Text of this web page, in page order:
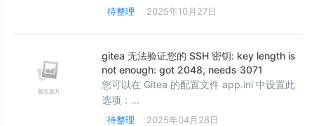
Chromium 超时ERROR: Failed to set up
决方法 跳过 Chro
待整理 2025年10月27日
gitea 无法验证您的 SSH 密钥: key length is
not enough: got 2048, needs 3071
您可以在 Gitea 的配置文件 app.ini 中设置此
选项：​
```ini[server]MINIMUM_KEY_SIZE_CHECK =
待整理 2025年04月28日